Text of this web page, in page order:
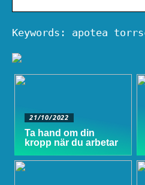
Keywords: apotea
21/10/2022
Ta hand om din
kropp när du arbetar